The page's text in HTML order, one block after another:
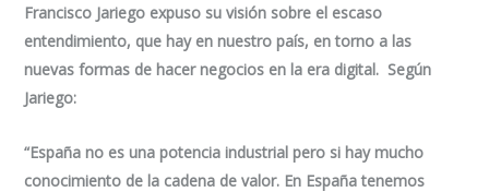
Francisco Jariego expuso su visión sobre el escaso
entendimiento, que hay en nuestro país, en torno a las
nuevas formas de hacer negocios en la era digital. Según
Jariego:
“España no es una potencia industrial pero si hay mucho
conocimiento de la cadena de valor. En España tenemos